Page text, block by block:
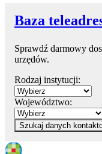
Baza
Sprawdź darmowy
urzędów.
Rodzaj instytucji:
Województwo:
Szukaj danych